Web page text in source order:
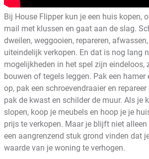
Bij House Flipper kun je een huis kopen,
mail met klussen en gaat aan de slag.
dweilen, weggooien, repareren,
uiteindelijk verkopen. En dat is nog lang
mogelijkheden in het spel zijn eindeloos,
bouwen of tegels leggen. Pak een hamer
op, pak een schroevendraaier en
pak de kwast en schilder de muur. Als je
slopen, koop je meubels en hoop je je
prijs te verkopen. Maar je blijft niet
een aangrenzend stuk grond vinden dat
waarde van je woning te verhogen.